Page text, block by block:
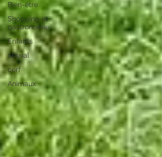
Bien-être
Shopping et
gastronomie
Enfants
cheval
cerf
Animaux